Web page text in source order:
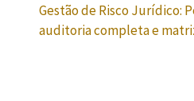
Gestão de Risco Jurídico:
auditoria completa e